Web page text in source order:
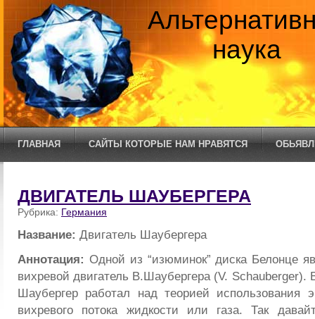
наука
ГЛАВНАЯ САЙТЫ КОТОРЫЕ НАМ НРАВЯТСЯ
ДВИГАТЕЛЬ ШАУБЕРГЕРА
Рубрика: Германия
Название: Двигатель Шаубергера
Аннотация: Одной из “изюминок” диска Белонце
вихревой двигатель В.Шаубергера (V. Schauberger).
Шаубергер работал над теорией использования
вихревого потока жидкости или газа. Так